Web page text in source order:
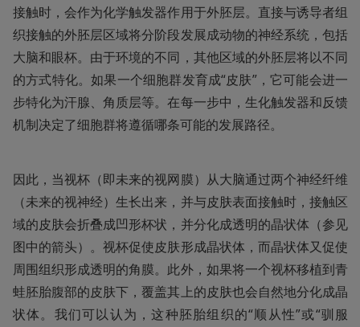
接触时，会作为化学触发器作用于外胚层。直接与诱导者组
织接触的外胚层区域将分阶段发展成动物的神经系统，包括
大脑和眼杯。由于环境的不同，其他区域的外胚层将以不同
的方式特化。如果一个细胞群发育成“皮肤”，它可能会进一
步特化为汗腺、角质层等。在每一步中，生化触发器和反馈
机制决定了细胞群将遵循哪条可能的发展路径。
因此，当视杯（即未来的视网膜）从大脑通过两个神经纤维
（未来的视神经）生长出来，并与皮肤表面接触时，接触区
域的皮肤会折叠成凹形杯状，并分化成透明的晶状体（参见
图中的箭头）。视杯促使皮肤形成晶状体，而晶状体又促使
周围组织形成透明的角膜。此外，如果将一个视杯移植到青
蛙胚胎腹部的皮肤下，覆盖其上的皮肤也会自然地分化成晶
状体。我们可以认为，这种胚胎组织的“顺从性”或“驯服